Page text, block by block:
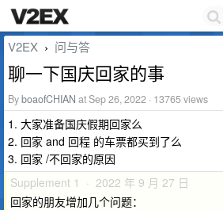
V2EX › 问与答
聊一下国庆回家的事
ByboaofCHIAN at Sep 26, 2022 · 13765 views
1. 大家准备国庆假期回家么
2. 回家 and 回程 的车票都买到了么
3. 回家 /不回家的原因
Supplement 1 · 2022 年 9 月 27 日
回家的朋友增加几个问题：